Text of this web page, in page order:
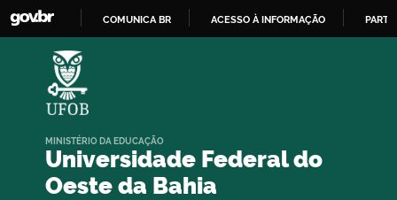
COMUNICA BR ACESSO À INFORMAÇÃO
Universidade Federal do
Oeste da Bahia
MINISTÉRIO DA EDUCAÇÃO